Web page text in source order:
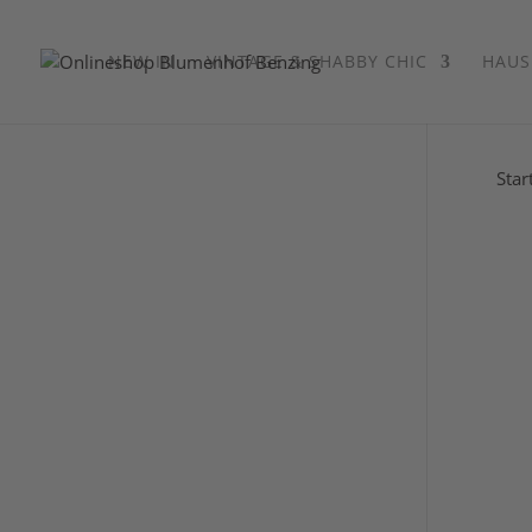
NEW IN VINTAGE & SHABBY CHIC